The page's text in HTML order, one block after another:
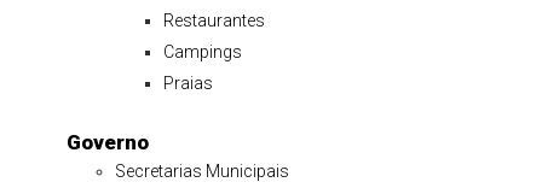
Restaurantes
Campings
Praias
Governo
Secretarias Municipais